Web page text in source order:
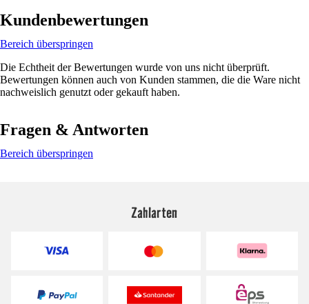
Kundenbewertungen
Bereich überspringen
Die Echtheit der Bewertungen wurde von uns nicht überprüft.
Bewertungen können auch von Kunden stammen, die die Ware nicht
nachweislich genutzt oder gekauft haben.
Fragen & Antworten
Bereich überspringen
Zahlarten